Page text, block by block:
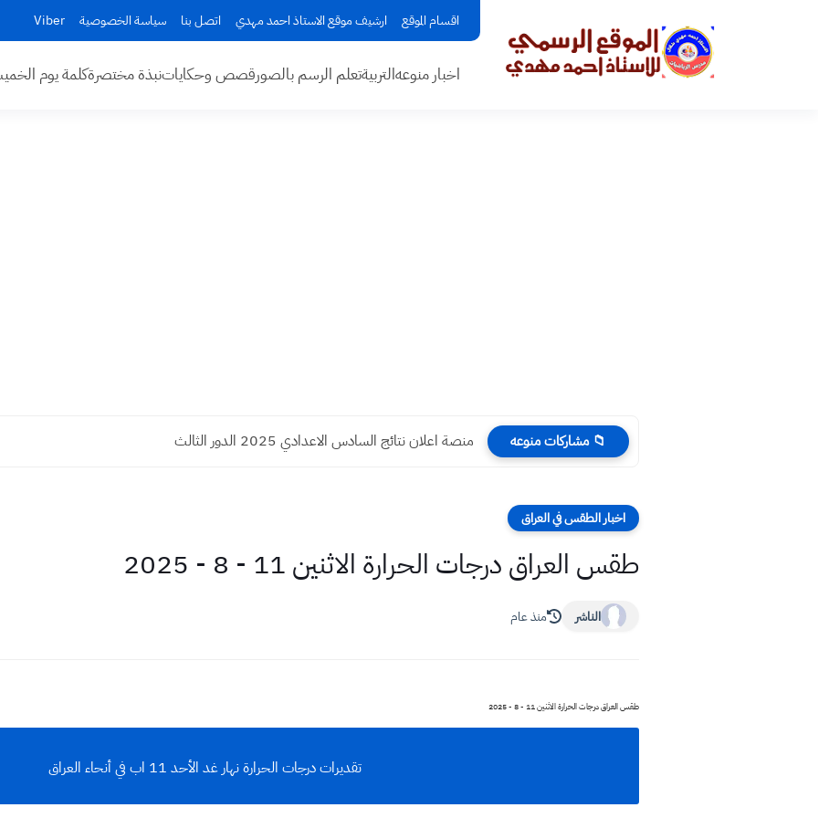
اقسام الموقع ارشيف موقع الاستاذ احمد مهدي اتصل بنا سياسة الخصوصية Viber
اخبار منوعهالتربيةتعلم الرسم بالصورقصص وحكاياتنبذة مختصرةكلمة يوم
📁 مشاركات منوعه منصة اعلان نتائج السادس الاعدادي 2025 الدور الثالث
اخبار الطقس في العراق
طقس العراق درجات الحرارة الاثنين 11 - 8 - 2025
الناشر منذ عام
طقس العراق درجات الحرارة الاثنين 11 - 8 - 2025
تقديرات درجات الحرارة نهار غد الأحد 11 اب في أنحاء العراق